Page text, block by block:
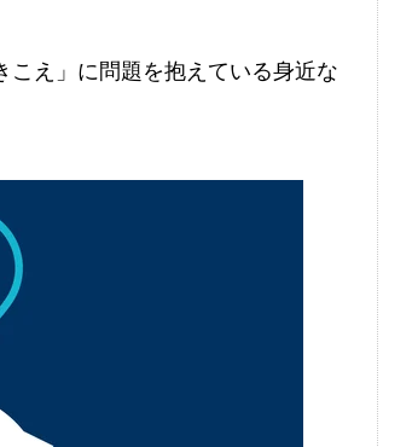
こえ」に問題を抱えている身近な